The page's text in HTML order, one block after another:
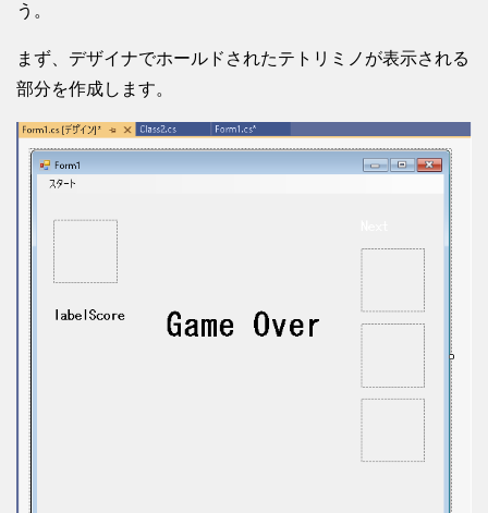
う。
まず、デザイナでホールドされたテトリミノが表示される
部分を作成します。